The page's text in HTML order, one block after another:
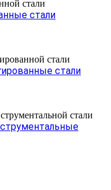
стали
стали
стали
стали
стали